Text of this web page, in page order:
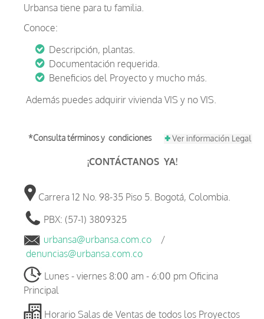
Urbansa tiene para tu familia.
Conoce:
Descripción, plantas.
Documentación requerida.
Beneficios del Proyecto y mucho más.
Además puedes adquirir vivienda VIS y no VIS.
*Consulta términos y condiciones
¡CONTÁCTANOS YA!
Carrera 12 No. 98-35 Piso 5. Bogotá, Colombia.
PBX: (57-1) 3809325
urbansa@urbansa.com.co /
denuncias@urbansa.com.co
Lunes - viernes 8:00 am - 6:00 pm Oficina
Principal
Horario Salas de Ventas de todos los Proyectos